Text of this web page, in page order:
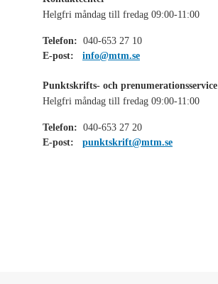
Helgfri måndag till fredag 09:00-11:00
Telefon: 040-653 27 10
E-post:
info@mtm.se
Punktskrifts- och prenumerationsservice
Helgfri måndag till fredag 09:00-11:00
Telefon: 040-653 27 20
E-post:
punktskrift@mtm.se